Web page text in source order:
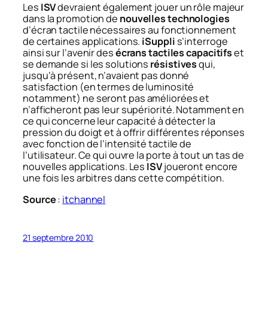
Les ISVdevraient également jouer un rôle majeur
dans la promotion de nouvelles technologies
d’écran tactile nécessaires au fonctionnement
de certaines applications. iSuppli s’interroge
ainsi sur l’avenir desécrans tactiles capacitifset
se demande si les solutions résistivesqui,
jusqu’à présent, n’avaient pas donné
satisfaction (en termes de luminosité
notamment) ne seront pas améliorées et
n’afficheront pas leur supériorité. Notamment en
ce qui concerne leur capacité à détecter la
pression du doigt et à offrir différentes réponses
avec fonction de l’intensité tactile de
l’utilisateur. Ce qui ouvre la porte à tout un tas de
nouvelles applications. Les ISVjoueront encore
une fois les arbitres dans cette compétition.
Source: itchannel
21 septembre 2010